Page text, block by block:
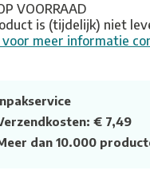
VOORRAAD
is (tijdelijk) niet
voor meer informatie
€ 7,49
dan 10.000